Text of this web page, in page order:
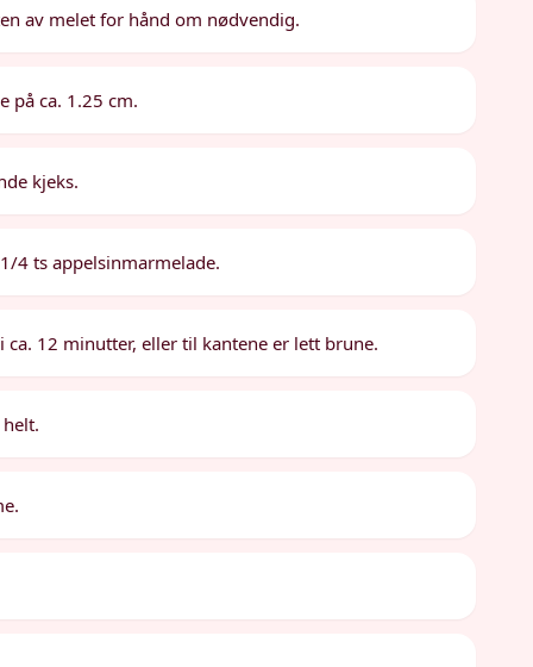
av melet for hånd om nødvendig.
på ca. 1.25 cm.
kjeks.
4 ts appelsinmarmelade.
ca. 12 minutter, eller til kantene er lett brune.